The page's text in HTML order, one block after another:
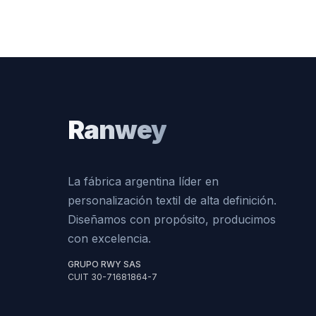
Ranwey
La fábrica argentina líder en
personalización textil de alta definición.
Diseñamos con propósito, producimos
con excelencia.
GRUPO RWY SAS
CUIT 30-71681864-7